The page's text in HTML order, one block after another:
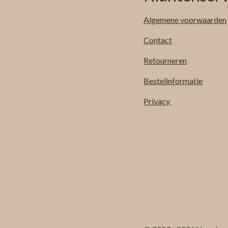
Algemenevoorwaarden
Contact
Retourneren
Bestelinformatie
Privacy